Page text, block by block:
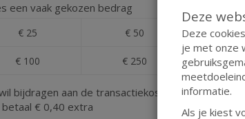
een vaak gekozen bedrag
€ 25 € 50
€ 100 € 250
bijdragen aan de transactiekosten
betaal € 0,40 extra
Deze
Deze
je met onze
informatie.
Als je kiest